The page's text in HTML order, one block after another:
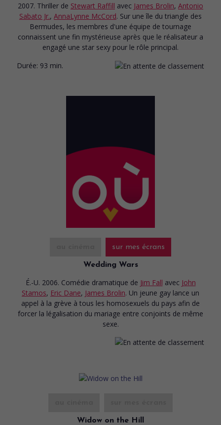
2007. Thriller de Stewart Raffill avec James Brolin, Antonio
Sabato Jr., AnnaLynne McCord. Sur une île du triangle des
Bermudes, les membres d'une équipe de tournage
connaissent une fin mystérieuse après que le réalisateur a
engagé une star sexy pour le rôle principal.
Durée: 93 min.
sur mes écrans
Wedding Wars
É.-U. 2006. Comédie dramatique de Jim Fall avec John
Stamos, Eric Dane, James Brolin. Un jeune gay lance un
appel à la grève à tous les homosexuels du pays afin de
forcer la légalisation du mariage entre conjoints de même
sexe.
Widow on the Hill